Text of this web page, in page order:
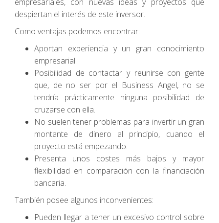
despiertan el interés de este inversor.
Como ventajas podemos encontrar:
Aportan experiencia y un gran conocimiento
empresarial.
Posibilidad de contactar y reunirse con gente
que, de no ser por el Business Angel, no se
tendría prácticamente ninguna posibilidad de
cruzarse con ella.
No suelen tener problemas para invertir un gran
montante de dinero al principio, cuando el
proyecto está empezando.
Presenta unos costes más bajos y mayor
flexibilidad en comparación con la financiación
bancaria.
También posee algunos inconvenientes:
Pueden llegar a tener un excesivo control sobre